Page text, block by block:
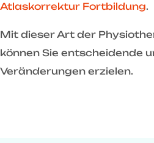
Atlaskorrektur Fortbildung.
Mit dieser Art der
können Sie entscheidende
Veränderungen erzielen.